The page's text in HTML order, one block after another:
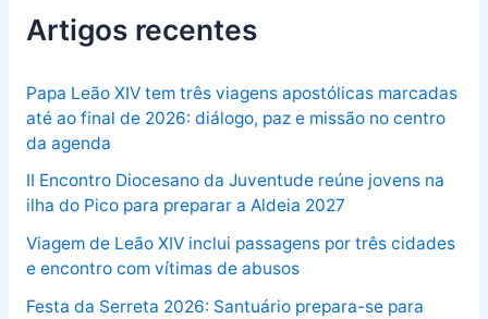
Artigos recentes
Papa Leão XIV tem três viagens apostólicas marcadas
até ao final de 2026: diálogo, paz e missão no centro
da agenda
II Encontro Diocesano da Juventude reúne jovens na
ilha do Pico para preparar a Aldeia 2027
Viagem de Leão XIV inclui passagens por três cidades
e encontro com vítimas de abusos
Festa da Serreta 2026: Santuário prepara-se para